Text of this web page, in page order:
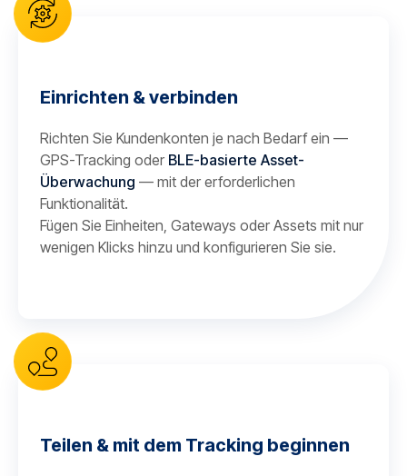
Einrichten & verbinden
Richten Sie Kundenkonten je nach Bedarf ein —
GPS-Tracking oder BLE-basierte Asset-
Überwachung — mit der erforderlichen
Funktionalität.
Fügen Sie Einheiten, Gateways oder Assets mit nur
wenigen Klicks hinzu und konfigurieren Sie sie.
Teilen & mit dem Tracking beginnen